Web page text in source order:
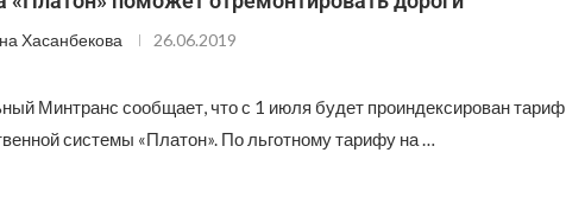
Хасанбекова 26.06.2019
Минтранс сообщает, что с 1 июля будет проиндексирован тариф
системы «Платон». По льготному тарифу на …